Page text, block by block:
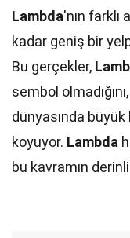
Lambda'nın farklı
kadar geniş bir
Bu gerçekler,
sembol
dünyasında
koyuyor. Lambda
bu kavramın